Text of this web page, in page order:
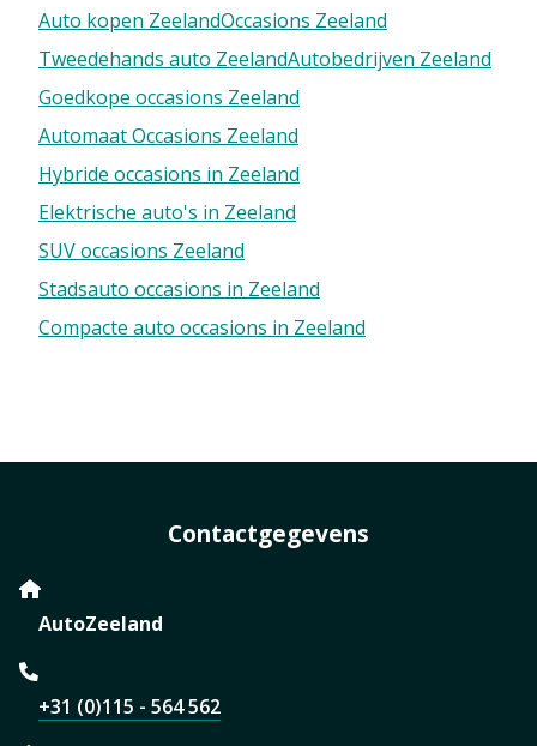
Auto kopen ZeelandOccasions Zeeland
Tweedehands auto ZeelandAutobedrijven Zeeland
Goedkope occasions Zeeland
Automaat Occasions Zeeland
Hybride occasions in Zeeland
Elektrische auto's in Zeeland
SUV occasions Zeeland
Stadsauto occasions in Zeeland
Compacte auto occasions in Zeeland
Contactgegevens
AutoZeeland
+31 (0)115 - 564 562